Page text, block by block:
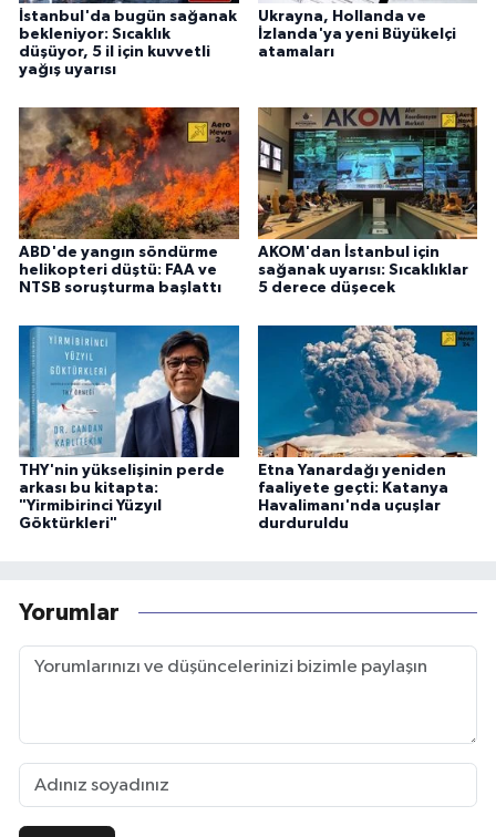
İstanbul'da bugün sağanak
bekleniyor: Sıcaklık
düşüyor, 5 il için kuvvetli
yağış uyarısı
Ukrayna, Hollanda ve
İzlanda'ya yeni Büyükelçi
atamaları
ABD'de yangın söndürme
helikopteri düştü: FAA ve
NTSB soruşturma başlattı
AKOM'dan İstanbul için
sağanak uyarısı: Sıcaklıklar
5 derece düşecek
THY'nin yükselişinin perde
arkası bu kitapta:
"Yirmibirinci Yüzyıl
Göktürkleri"
Etna Yanardağı yeniden
faaliyete geçti: Katanya
Havalimanı'nda uçuşlar
durduruldu
Yorumlar